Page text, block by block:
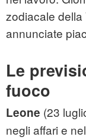
zodiacale
annunciate
Le
fuoco
Leone (23
negli affari e